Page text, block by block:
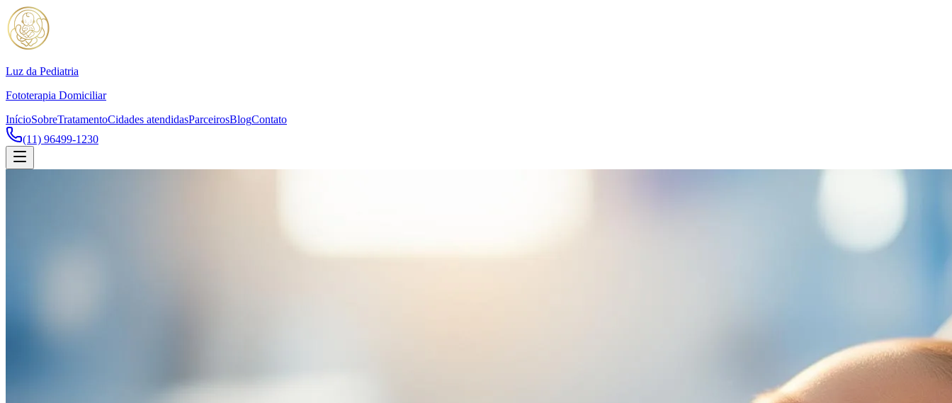
Luz da Pediatria
Fototerapia Domiciliar
InícioSobreTratamentoCidades atendidasParceirosBlogContato
(11) 96499-1230